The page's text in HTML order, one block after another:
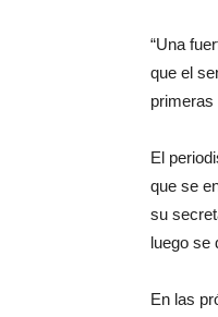
“Una
que el
primeras
El
que se
su
luego se
En las